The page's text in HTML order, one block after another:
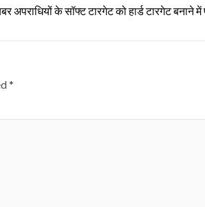
अपराधियों के सॉफ्ट टारगेट को हार्ड टारगेट बनाने में
*